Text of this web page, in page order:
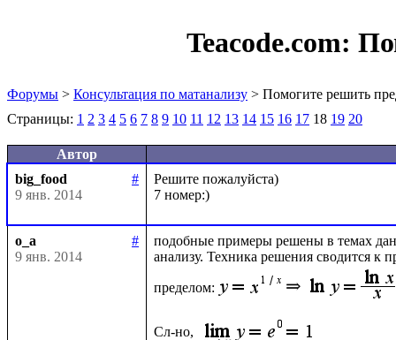
Teacode.com:
Форумы > Консультация по матанализу > Помогите решить
Страницы: 1 2 3 4 5 6 7 8 9 10 11 12 13 14 15 16 17 18 19 20
Автор
big_food
#
9 янв. 2014
Решите пожалуйста)
o_a
#
9 янв. 2014
подобные примеры решены в темах
анализу. Техника решения сводится
пределом:
Сл-но,